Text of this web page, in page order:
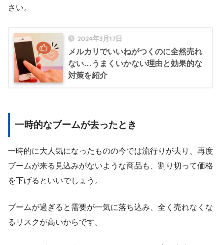
さい。
2024年3月17日
メルカリでいいねがつくのに全然売れ
ない…うまくいかない理由と効果的な
対策を紹介
一時的なブームが去ったとき
一時的に大人気になったものの今では流行りが去り、再度
ブームが来る見込みがないような商品も、割り切って価格
を下げるといいでしょう。
ブームが過ぎると需要が一気に落ち込み、全く売れなくな
るリスクが高いからです。